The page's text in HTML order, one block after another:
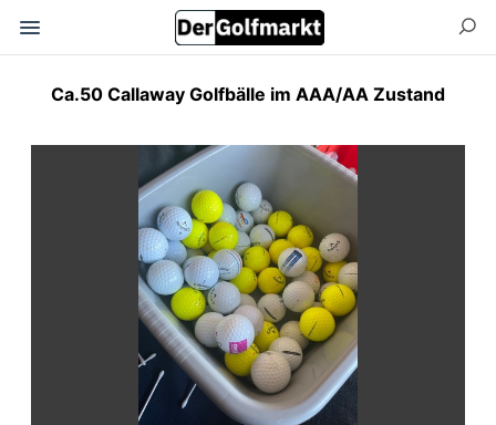
Ca.50 Callaway Golfbälle im AAA/AA Zustand